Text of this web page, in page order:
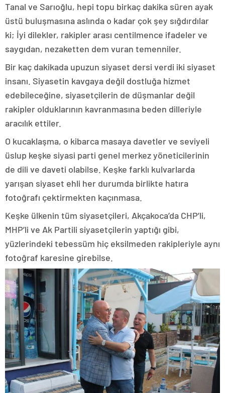
Tanal ve Sarıoğlu, hepi topu birkaç dakika süren ayak
üstü buluşmasına aslında o kadar çok şey sığdırdılar
ki; İyi dilekler, rakipler arası centilmence ifadeler ve
saygıdan, nezaketten dem vuran temenniler.
Bir kaç dakikada upuzun siyaset dersi verdi iki siyaset
insanı. Siyasetin kavgaya değil dostluğa hizmet
edebileceğine, siyasetçilerin de düşmanlar değil
rakipler olduklarının kavranmasına beden dilleriyle
aracılık ettiler.
O kucaklaşma, o kibarca masaya davetler ve seviyeli
üslup keşke siyasi parti genel merkez yöneticilerinin
de dili ve daveti olabilse. Keşke farklı kulvarlarda
yarışan siyaset ehli her durumda birlikte hatıra
fotoğrafı çektirmekten kaçınmasa.
Keşke ülkenin tüm siyasetçileri, Akçakoca’da CHP’li,
MHP’li ve Ak Partili siyasetçilerin yaptığı gibi,
yüzlerindeki tebessüm hiç eksilmeden rakipleriyle aynı
fotoğraf karesine girebilse.